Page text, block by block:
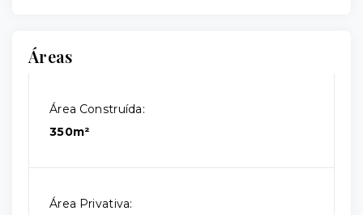
Áreas
Área Construída:
350m²
Área Privativa: